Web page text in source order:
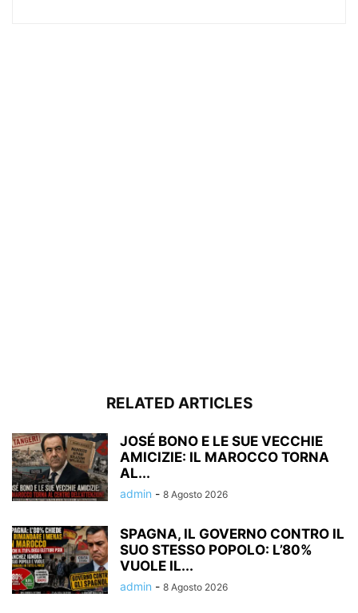
RELATED ARTICLES
JOSÉ BONO E LE SUE VECCHIE
AMICIZIE: IL MAROCCO TORNA
AL...
admin - 8 Agosto 2026
SPAGNA, IL GOVERNO CONTRO IL
SUO STESSO POPOLO: L’80%
VUOLE IL...
admin - 8 Agosto 2026